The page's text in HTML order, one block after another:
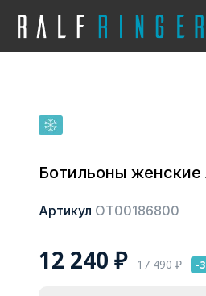
Ботильоны
Артикул ОТ00186800
12 240 ₽ 17 490₽ -